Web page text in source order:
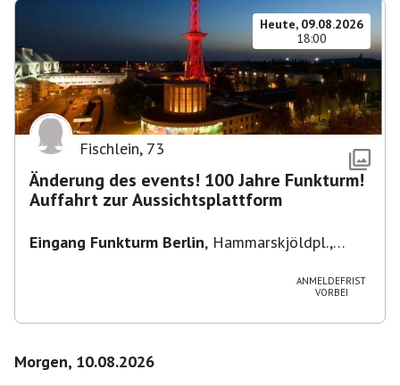
Heute, 09.08.2026
18:00
Fischlein, 73
Änderung des events! 100 Jahre Funkturm!
Auffahrt zur Aussichtsplattform
Eingang Funkturm Berlin, Hammarskjöldpl.,
ANMELDEFRIST
VORBEI
Morgen, 10.08.2026